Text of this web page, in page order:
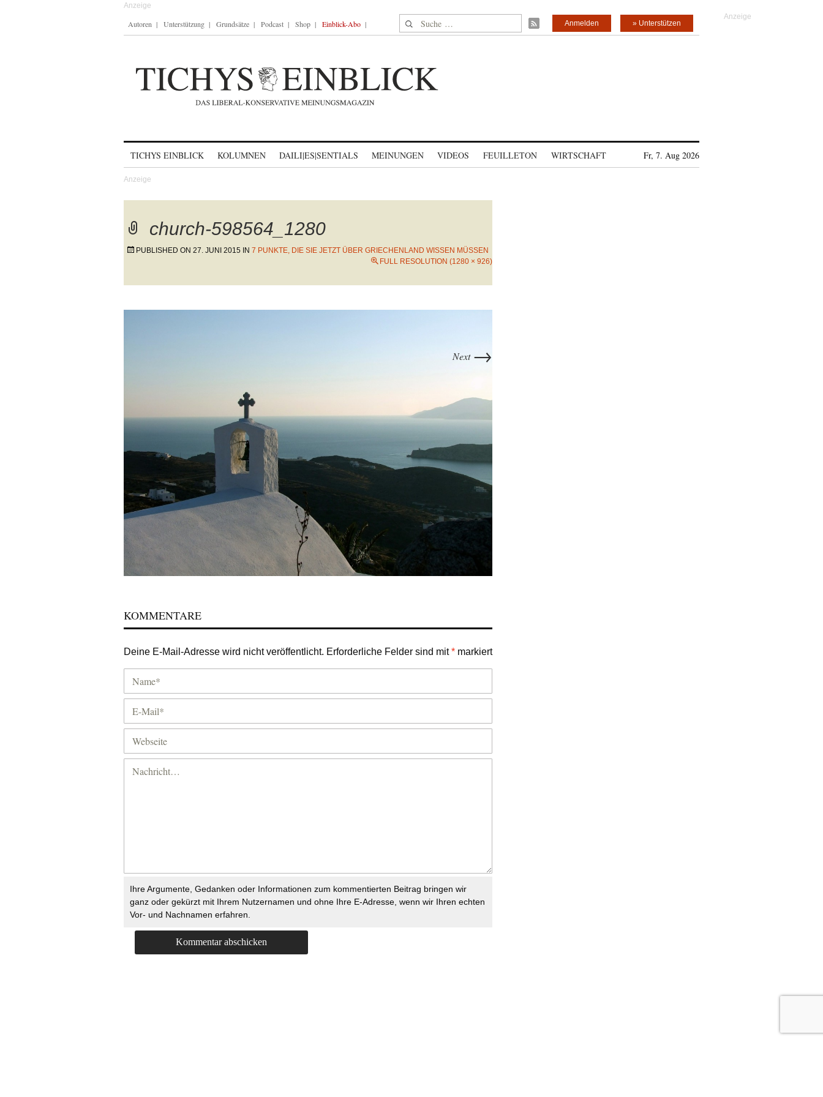
Autoren Unterstützung Grundsätze Podcast Shop Einblick-Abo Suche nach: » Unterstützen
Anmelden
TICHYS EINBLICK KOLUMNEN DAILI|ES|SENTIALS MEINUNGEN VIDEOS FEUILLETON WIRTSCHAFT Fr, 7. Aug 2026
church-598564_1280
PUBLISHED ON 27. JUNI 2015 IN 7 PUNKTE, DIE SIE JETZT ÜBER GRIECHENLAND WISSEN MÜSSEN
FULL RESOLUTION (1280 × 926)
Next →
KOMMENTARE
Deine E-Mail-Adresse wird nicht veröffentlicht. Erforderliche Felder sind mit* markiert
Ihre Argumente, Gedanken oder Informationen zum kommentierten Beitrag bringen wir
ganz oder gekürzt mit Ihrem Nutzernamen und ohne Ihre E-Adresse, wenn wir Ihren echten
Vor- und Nachnamen erfahren.